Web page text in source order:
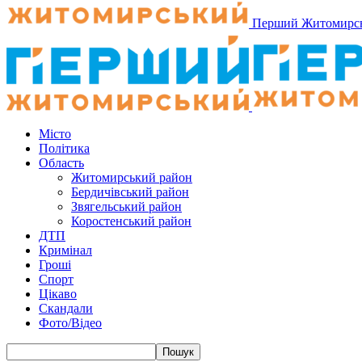
Перший
Місто
Політика
Область
Житомирський район
Бердичівський район
Звягельський район
Коростенський район
ДТП
Кримінал
Гроші
Спорт
Цікаво
Скандали
Фото/Відео